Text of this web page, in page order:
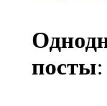
посты: